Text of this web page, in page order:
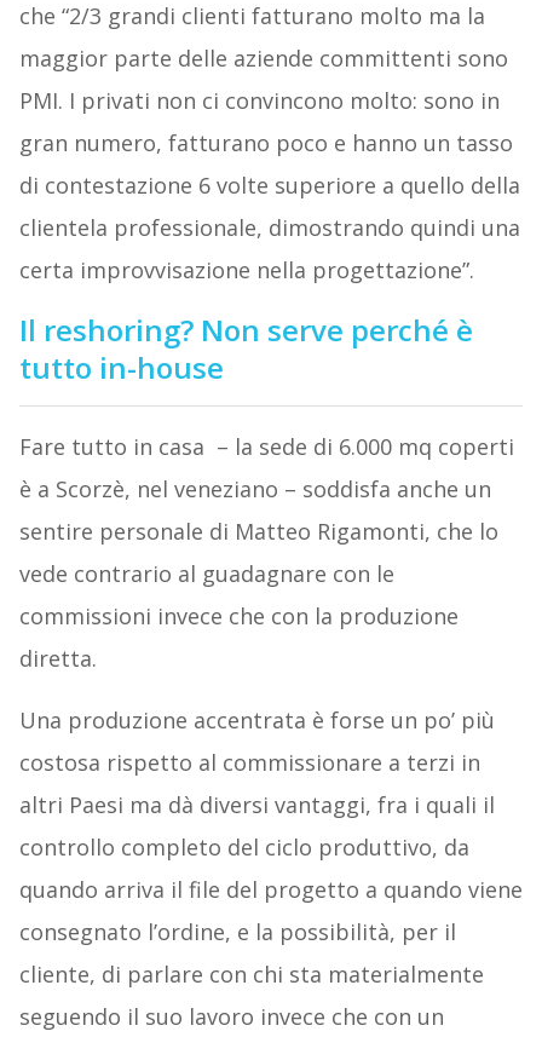
che “2/3 grandi clienti fatturano molto ma la
maggior parte delle aziende committenti sono
PMI. I privati non ci convincono molto: sono in
gran numero, fatturano poco e hanno un tasso
di contestazione 6 volte superiore a quello della
clientela professionale, dimostrando quindi una
certa improvvisazione nella progettazione”.
Il reshoring? Non serve perché è
tutto in-house
Fare tutto in casa – la sede di 6.000 mq coperti
è a Scorzè, nel veneziano – soddisfa anche un
sentire personale di Matteo Rigamonti, che lo
vede contrario al guadagnare con le
commissioni invece che con la produzione
diretta.
Una produzione accentrata è forse un po’ più
costosa rispetto al commissionare a terzi in
altri Paesi ma dà diversi vantaggi, fra i quali il
controllo completo del ciclo produttivo, da
quando arriva il file del progetto a quando viene
consegnato l’ordine, e la possibilità, per il
cliente, di parlare con chi sta materialmente
seguendo il suo lavoro invece che con un